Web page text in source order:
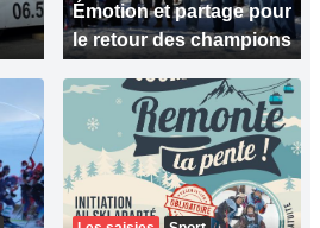
Émotion et partage pour
le retour des champions